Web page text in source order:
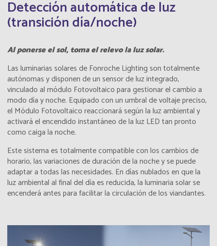
Detección automática de luz
(transición día/noche)
Al ponerse el sol, toma el relevo la luz solar.
Las luminarias solares de Fonroche Lighting son totalmente
autónomas y disponen de un sensor de luz integrado,
vinculado al módulo Fotovoltaico para gestionar el cambio a
modo día y noche. Equipado con un umbral de voltaje preciso,
el Módulo Fotovoltaico reaccionará según la luz ambiental y
activará el encendido instantáneo de la luz LED tan pronto
como caiga la noche.
Este sistema es totalmente compatible con los cambios de
horario, las variaciones de duración de la noche y se puede
adaptar a todas las necesidades. En días nublados en que la
luz ambiental al final del día es reducida, la luminaria solar se
encenderá antes para facilitar la circulación de los viandantes.